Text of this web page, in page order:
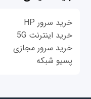
خرید سرور HP
خرید اینترنت 5G
خرید سرور مجازی
پسیو شبکه